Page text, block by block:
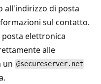
all'indirizzo di posta
sul contatto.
posta elettronica
alle
un @secureserver.net